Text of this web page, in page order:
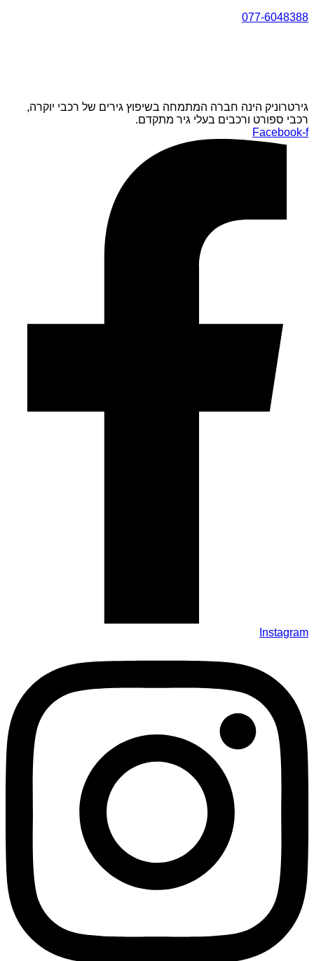
077-6048388
גירטרוניק הינה חברה המתמחה בשיפוץ גירים של רכבי יוקרה,
רכבי ספורט ורכבים בעלי גיר מתקדם.
Facebook-f
Instagram